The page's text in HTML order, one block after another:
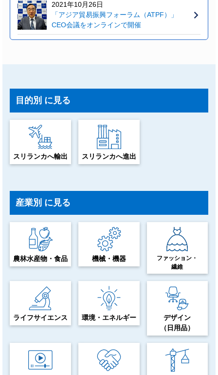
2021年10月26日
「アジア貿易振興フォーラム（ATPF）」
CEO会議をオンラインで開催
目的別 に見る
スリランカへ輸出 スリランカへ進出
産業別 に見る
農林水産物・食品 機械・機器
ファッション・
繊維
ライフサイエンス 環境・エネルギー
デザイン
（日用品）